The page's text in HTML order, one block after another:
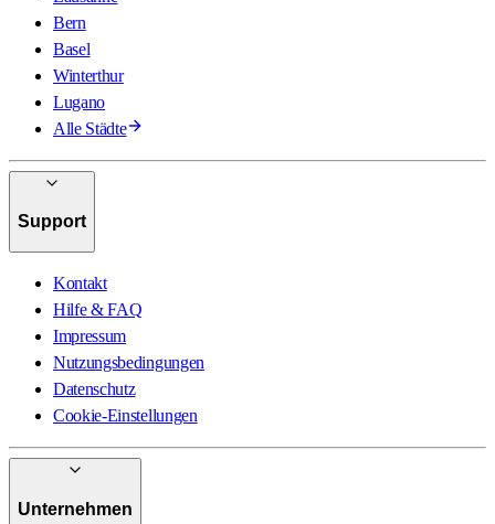
Bern
Basel
Winterthur
Lugano
Alle Städte
Support
Kontakt
Hilfe & FAQ
Impressum
Nutzungsbedingungen
Datenschutz
Cookie-Einstellungen
Unternehmen